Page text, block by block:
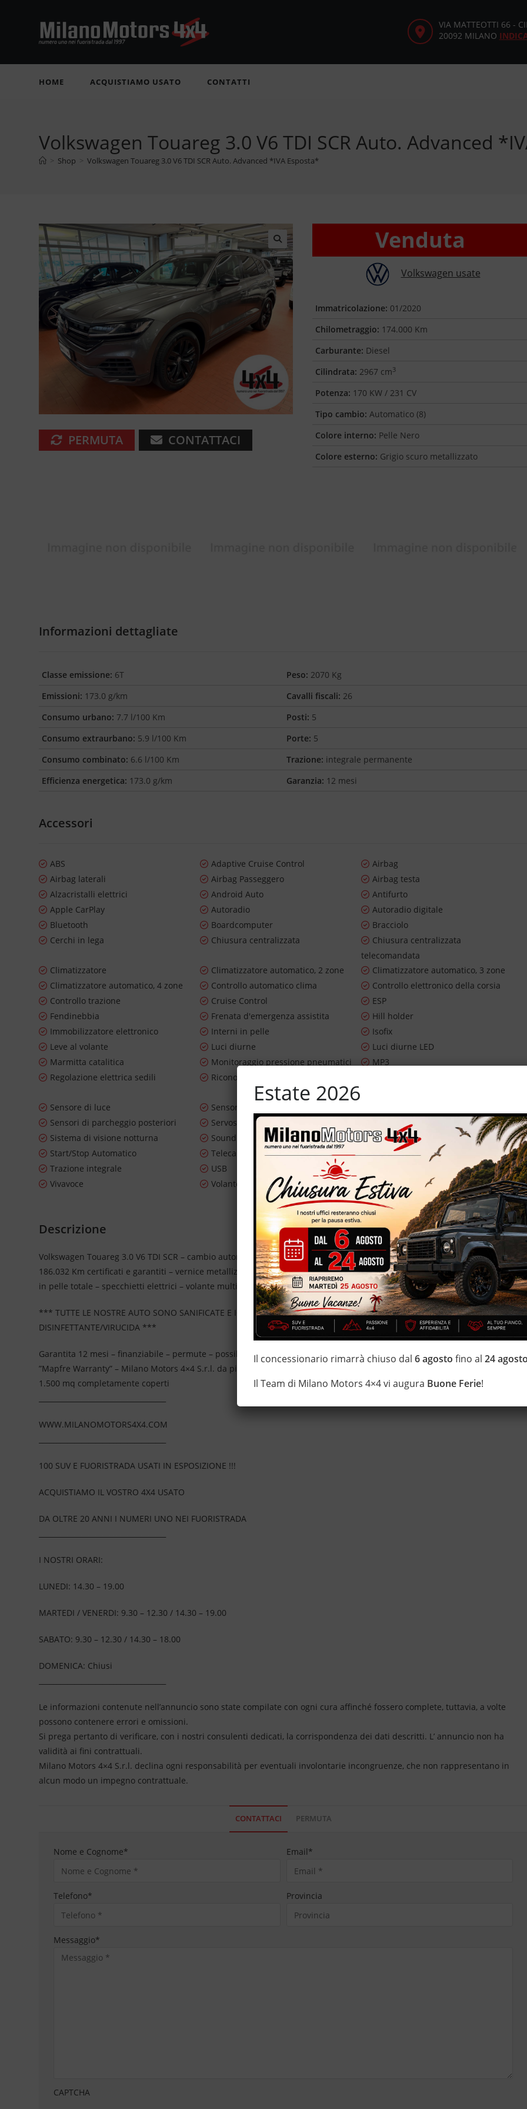
VIA MATTEOTTI 66 -
20092 MILANO
HOME ACQUISTIAMO USATO CONTATTI
Volkswagen Touareg 3.0 V6 TDI SCR Auto. Advanced
> Shop > Volkswagen Touareg 3.0 V6 TDI SCR Auto. Advanced *IVA Esposta*
🔍
PERMUTA CONTATTACI
Venduta
Volkswagen usate
Immatricolazione: 01/2020
Chilometraggio: 174.000 Km
Carburante: Diesel
Cilindrata: 2967 cm3
Potenza: 170 KW / 231 CV
Tipo cambio: Automatico (8)
Colore interno: Pelle Nero
Colore esterno: Grigio scuro metallizzato
Informazioni dettagliate
Classe emissione: 6T
Emissioni: 173.0 g/km
Consumo urbano: 7.7 l/100 Km
Consumo extraurbano: 5.9 l/100 Km
Consumo combinato: 6.6 l/100 Km
Efficienza energetica: 173.0 g/km
Peso: 2070 Kg
Cavalli fiscali: 26
Posti: 5
Porte: 5
Trazione: integrale permanente
Garanzia: 12 mesi
Accessori
ABS Adaptive Cruise Control
Airbag
Airbag laterali
Airbag Passeggero
Airbag testa
Alzacristalli elettrici
Android Auto
Antifurto
Apple CarPlay
Autoradio
Autoradio digitale
Bluetooth
Boardcomputer
Bracciolo
Cerchi in lega
Chiusura centralizzata
Chiusura centralizzata
telecomandata
Climatizzatore
Climatizzatore automatico, 2 zone
Climatizzatore automatico, 3 zone
Climatizzatore automatico, 4 zone
Controllo automatico clima
Controllo elettronico della corsia
Controllo trazione
Cruise Control
ESP
Fendinebbia
Frenata d'emergenza assistita
Hill holder
Immobilizzatore elettronico
Interni in pelle
Isofix
Leve al volante
Luci diurne
Luci diurne LED
Marmitta catalitica
Monitoraggio pressione pneumatici
MP3
Regolazione elettrica sedili
Riconoscimento dei segnali stradali
Sensore di luce
Sensore di pioggia
Sensori di parcheggio posteriori
Servosterzo
Sistema di navigazione
Sistema di visione notturna
Sound system
Specchietti laterali elettrici
Start/Stop Automatico
Telecamera per parcheggio assistito
Touch screen
Trazione integrale
USB
Vivavoce
Volante in pelle Volante multifunzione
Descrizione
Volkswagen Touareg 3.0 V6 TDI SCR – cambio automatico – allestimento Advanced – IVA Esposta – cerchi in lega da 19” –
186.032 Km certificati e garantiti – vernice metallizzata – Apple/Android CarPlay – navigatore cartografico – eleganti interni
in pelle totale – specchietti elettrici – volante multifunzione
*** TUTTE LE NOSTRE AUTO SONO SANIFICATE E IGIENIZZATE CON TRATTAMENTI DI VAPORE, OZONO E
DISINFETTANTE/VIRUCIDA ***
Garantita 12 mesi – finanziabile – permute – possibilità di estensione della garanzia con i leader del mercato ”Opteven” e
”Mapfre Warranty” – Milano Motors 4×4 S.r.l. da più di 20 anni Numeri Uno Nei Fuoristrada con un’ esposizione da più di
1.500 mq completamente coperti
WWW.MILANOMOTORS4X4.COM
100 SUV E FUORISTRADA USATI IN ESPOSIZIONE !!!
ACQUISTIAMO IL VOSTRO 4X4 USATO
DA OLTRE 20 ANNI I NUMERI UNO NEI FUORISTRADA
I NOSTRI ORARI:
LUNEDI: 14.30 – 19.00
MARTEDI / VENERDI: 9.30 – 12.30 / 14.30 – 19.00
SABATO: 9.30 – 12.30 / 14.30 – 18.00
DOMENICA: Chiusi
Le informazioni contenute nell’annuncio sono state compilate con ogni cura affinché fossero complete, tuttavia, a volte
possono contenere errori e omissioni.
Si prega pertanto di verificare, con i nostri consulenti dedicati, la corrispondenza dei dati descritti. L’ annuncio non ha
validità ai fini contrattuali.
Milano Motors 4×4 S.r.l. declina ogni responsabilità per eventuali involontarie incongruenze, che non rappresentano in
alcun modo un impegno contrattuale.
CONTATTACI PERMUTA
Nome e Cognome* Email*
Telefono* Provincia
Messaggio*
CAPTCHA
Estate 2026
Il concessionario rimarrà chiuso dal6 agosto fino al24
Il Team di Milano Motors 4×4 vi augura Buone Ferie!